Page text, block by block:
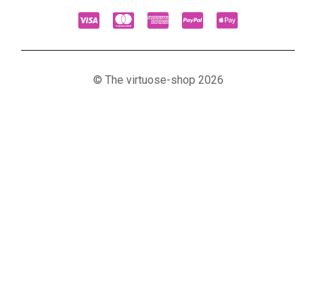
© The virtuose-shop 2026